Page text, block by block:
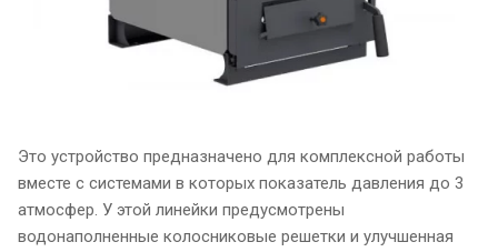
Это устройство предназначено для комплексной работы
вместе с системами в которых показатель давления до 3
атмосфер. У этой линейки предусмотрены
водонаполненные колосниковые решетки и улучшенная